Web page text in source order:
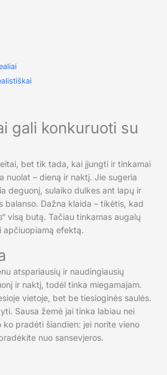
gali konkuruoti su
bet tik tada, kai įjungti ir tinkamai
nuolat – dieną ir naktį. Jie sugeria
deguonį, sulaiko dulkes ant lapų ir
balanso. Dažna klaida – tikėtis, kad
visą butą. Tačiau tinkamas augalų
apčiuopiamą efektą.
atspariausių ir naudingiausių
ir naktį, todėl tinka miegamajam.
vietoje, bet be tiesioginės saulės.
Sausa žemė jai tinka labiau nei
ko pradėti šiandien: jei norite vieno
nuo sansevjeros.